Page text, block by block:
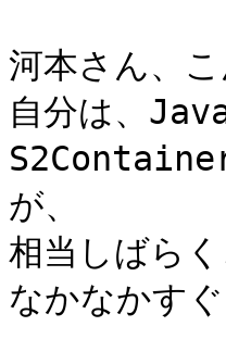
河本さん、
自分は、
が、
相当しばら
なかなかす